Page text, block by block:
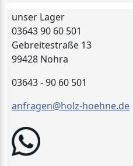
unser Lager
03643 90 60 501
Gebreitestraße 13
99428 Nohra
03643 - 90 60 501
anfragen@holz-hoehne.de